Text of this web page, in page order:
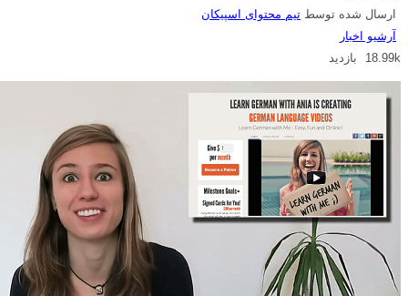
ارسال شده توسط تیم محتوای اسپیکان
آرشیو اخبار
18.99k بازدید